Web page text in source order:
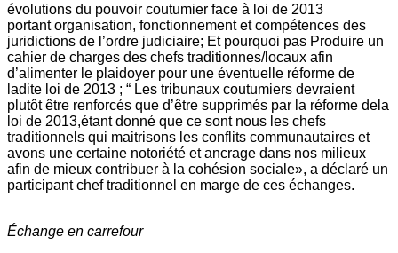
évolutions du pouvoir coutumier face à loi de 2013
portant organisation, fonctionnement et compétences des
juridictions de l’ordre judiciaire; Et pourquoi pas Produire un
cahier de charges des chefs traditionnes/locaux afin
d’alimenter le plaidoyer pour une éventuelle réforme de
ladite loi de 2013 ; “ Les tribunaux coutumiers devraient
plutôt être renforcés que d’être supprimés par la réforme dela
loi de 2013,étant donné que ce sont nous les chefs
traditionnels qui maitrisons les conflits communautaires et
avons une certaine notoriété et ancrage dans nos milieux
afin de mieux contribuer à la cohésion sociale», a déclaré un
participant chef traditionnel en marge de ces échanges.
Échange en carrefour